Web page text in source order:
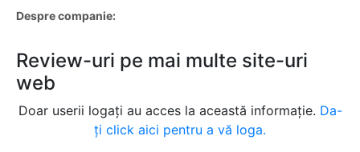
Despre companie:
Review-uri pe mai multe site-uri
web
Doar userii logați au acces la această informație. Da-
ți click aici pentru a vă loga.